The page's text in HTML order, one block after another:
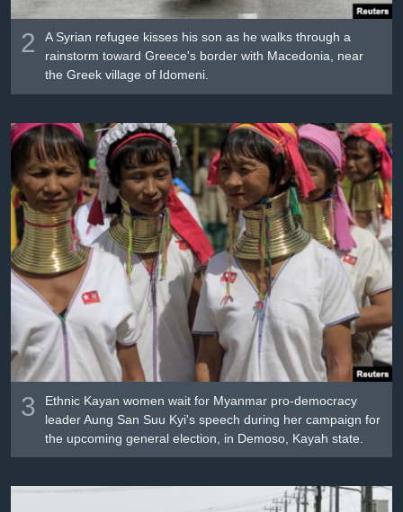
2
A Syrian refugee kisses his son as he walks through a
rainstorm toward Greece's border with Macedonia, near
the Greek village of Idomeni.
3
Ethnic Kayan women wait for Myanmar pro-democracy
leader Aung San Suu Kyi's speech during her campaign for
the upcoming general election, in Demoso, Kayah state.